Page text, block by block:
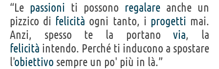
“Le passioni ti possono regalare anche un
pizzico di felicità ogni tanto, i progetti mai.
Anzi, spesso te la portanovia, la
felicità intendo. Perché ti inducono a spostare
l'obiettivo sempre un po' più in là.”